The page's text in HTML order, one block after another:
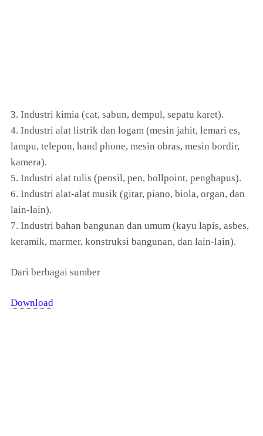
3. Industri kimia (cat, sabun, dempul, sepatu karet).
4. Industri alat listrik dan logam (mesin jahit, lemari es,
lampu, telepon, hand phone, mesin obras, mesin bordir,
kamera).
5. Industri alat tulis (pensil, pen, bollpoint, penghapus).
6. Industri alat-alat musik (gitar, piano, biola, organ, dan
lain-lain).
7. Industri bahan bangunan dan umum (kayu lapis, asbes,
keramik, marmer, konstruksi bangunan, dan lain-lain).
Dari berbagai sumber
Download